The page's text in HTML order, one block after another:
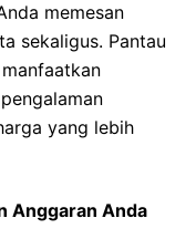
memesan
sekaligus. Pantau
yang lebih
Anggaran Anda